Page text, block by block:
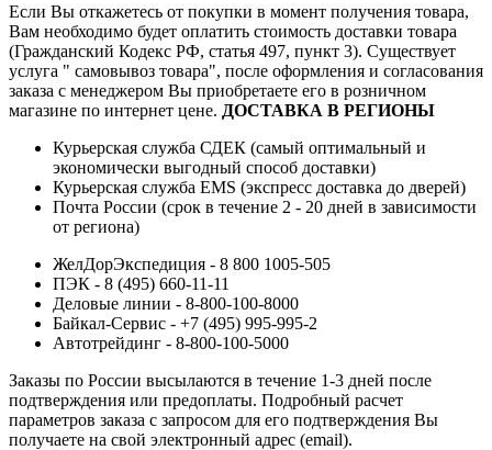
Если Вы откажетесь от покупки в момент получения товара,
Вам необходимо будет оплатить стоимость доставки товара
(Гражданский Кодекс РФ, статья 497, пункт 3). Существует
услуга " самовывоз товара", после оформления и согласования
заказа с менеджером Вы приобретаете его в розничном
магазине по интернет цене. ДОСТАВКА В РЕГИОНЫ
Курьерская служба СДЕК (самый оптимальный и
экономически выгодный способ доставки)
Курьерская служба EMS (экспресс доставка до дверей)
Почта России (срок в течение 2 - 20 дней в зависимости
от региона)
ЖелДорЭкспедиция - 8 800 1005-505
ПЭК - 8 (495) 660-11-11
Деловые линии - 8-800-100-8000
Байкал-Сервис - +7 (495) 995-995-2
Автотрейдинг - 8-800-100-5000
Заказы по России высылаются в течение 1-3 дней после
подтверждения или предоплаты. Подробный расчет
параметров заказа с запросом для его подтверждения Вы
получаете на свой электронный адрес (email).